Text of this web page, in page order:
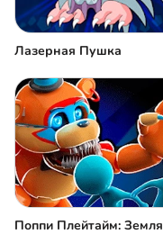
Лазерная Пушка
Поппи Плейтайм: Земля